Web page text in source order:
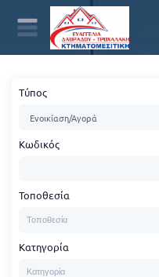
Τύπος
Κωδικός
Τοποθεσία
Κατηγορία